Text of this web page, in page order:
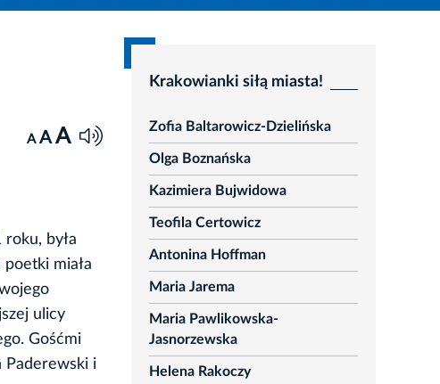
A A A
była
miała
ulicy
Gośćmi
Paderewski i
Krakowianki siłą miasta!
Zofia Baltarowicz-Dzielińska
Olga Boznańska
Kazimiera Bujwidowa
Teofila Certowicz
Antonina Hoffman
Maria Jarema
Maria Pawlikowska-
Jasnorzewska
Helena Rakoczy